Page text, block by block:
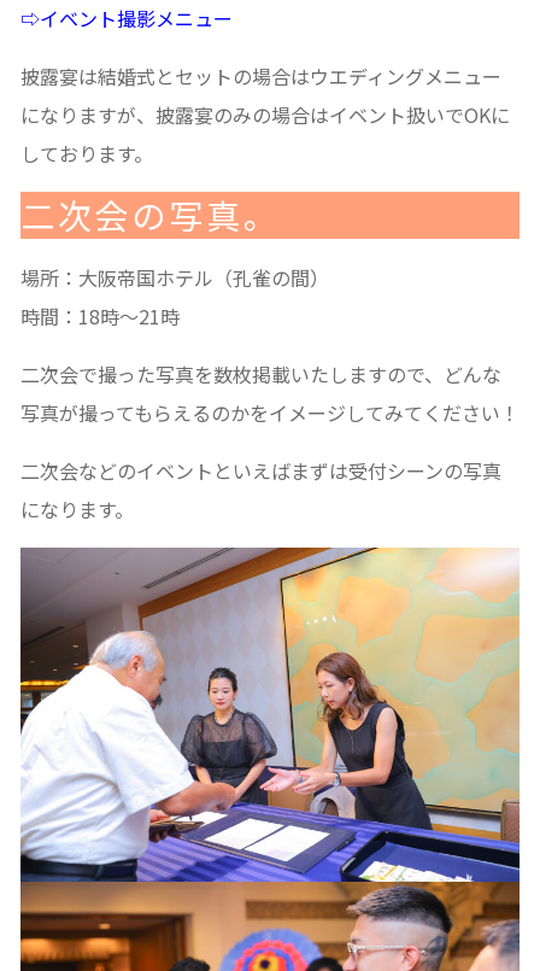
⇨イベント撮影メニュー
披露宴は結婚式とセットの場合はウエディングメニュー
になりますが、披露宴のみの場合はイベント扱いでOKに
しております。
二次会の写真。
場所： 大阪帝国ホテル（孔雀の間）
時間：18時〜21時
二次会で撮った写真を数枚掲載いたしますので、どんな
写真が撮ってもらえるのかをイメージしてみてください！
二次会などのイベントといえばまずは受付シーンの写真
になります。